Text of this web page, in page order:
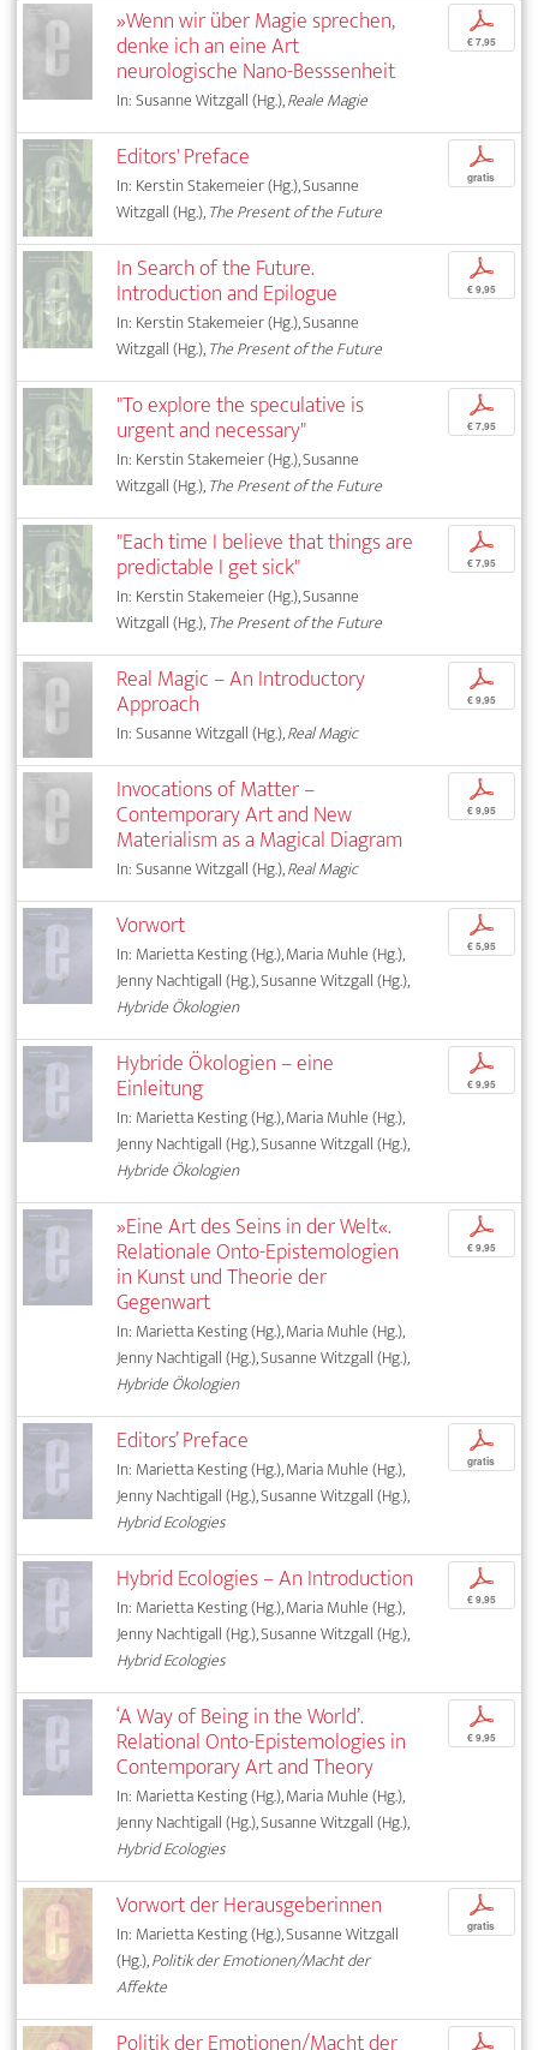
»Wenn wir über Magie sprechen,
denke ich an eine Art
neurologische Nano-Besssenheit
In: Susanne Witzgall (Hg.),Reale Magie
p
€ 7,95
Editors' Preface
In: Kerstin Stakemeier (Hg.), Susanne
Witzgall (Hg.),The Present of the Future
p
gratis
In Search of the Future.
Introduction and Epilogue
In: Kerstin Stakemeier (Hg.), Susanne
Witzgall (Hg.),The Present of the Future
p
€ 9,95
"To explore the speculative is
urgent and necessary"
In: Kerstin Stakemeier (Hg.), Susanne
Witzgall (Hg.),The Present of the Future
p
€ 7,95
"Each time I believe that things are
predictable I get sick"
In: Kerstin Stakemeier (Hg.), Susanne
Witzgall (Hg.),The Present of the Future
p
€ 7,95
Real Magic – An Introductory
Approach
In: Susanne Witzgall (Hg.),Real Magic
p
€ 9,95
Invocations of Matter –
Contemporary Art and New
Materialism as a Magical Diagram
In: Susanne Witzgall (Hg.),Real Magic
p
€ 9,95
Vorwort
In: Marietta Kesting (Hg.), Maria Muhle (Hg.),
Jenny Nachtigall (Hg.), Susanne Witzgall (Hg.),
Hybride Ökologien
p
€ 5,95
Hybride Ökologien – eine
Einleitung
In: Marietta Kesting (Hg.), Maria Muhle (Hg.),
Jenny Nachtigall (Hg.), Susanne Witzgall (Hg.),
Hybride Ökologien
p
€ 9,95
»Eine Art des Seins in der Welt«.
Relationale Onto-Epistemologien
in Kunst und Theorie der
Gegenwart
In: Marietta Kesting (Hg.), Maria Muhle (Hg.),
Jenny Nachtigall (Hg.), Susanne Witzgall (Hg.),
Hybride Ökologien
p
€ 9,95
Editors’ Preface
In: Marietta Kesting (Hg.), Maria Muhle (Hg.),
Jenny Nachtigall (Hg.), Susanne Witzgall (Hg.),
Hybrid Ecologies
p
gratis
Hybrid Ecologies – An Introduction
In: Marietta Kesting (Hg.), Maria Muhle (Hg.),
Jenny Nachtigall (Hg.), Susanne Witzgall (Hg.),
Hybrid Ecologies
p
€ 9,95
‘A Way of Being in the World’.
Relational Onto-Epistemologies in
Contemporary Art and Theory
In: Marietta Kesting (Hg.), Maria Muhle (Hg.),
Jenny Nachtigall (Hg.), Susanne Witzgall (Hg.),
Hybrid Ecologies
p
€ 9,95
Vorwort der Herausgeberinnen
In: Marietta Kesting (Hg.), Susanne Witzgall
(Hg.),Politik der Emotionen/Macht der
Affekte
p
gratis
p